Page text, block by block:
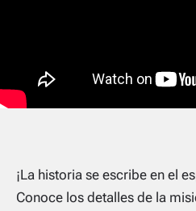
¡La historia se escribe en el
Conoce los detalles de la